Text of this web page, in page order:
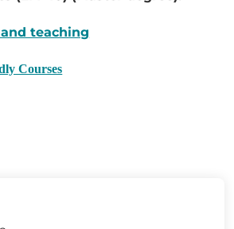
teaching
Courses